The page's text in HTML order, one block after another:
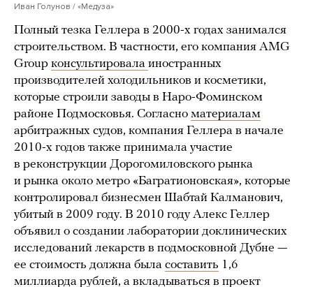
Иван Голунов / «Медуза»
Полный тезка Геллера в 2000-х годах занимался
строительством. В частности, его компания AMG
Group консультировала иностранных
производителей холодильников и косметики,
которые строили заводы в Наро-Фоминском
районе Подмосковья. Согласно материалам
арбитражных судов, компания Геллера в начале
2010-х годов также принимала участие
в реконструкции Дорогомиловского рынка
и рынка около метро «Багратионовская», которые
контролировал бизнесмен Шабтай Калманович,
убитый в 2009 году. В 2010 году Алекс Геллер
объявил о создании лаборатории доклинических
исследований лекарств в подмосковной Дубне —
ее стоимость должна была составить 1,6
миллиарда рублей, а вкладываться в проект